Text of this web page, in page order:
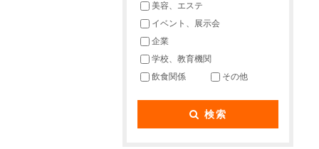
美容、エステ
イベント、展示会
企業
学校、教育機関
飲食関係
その他
検索